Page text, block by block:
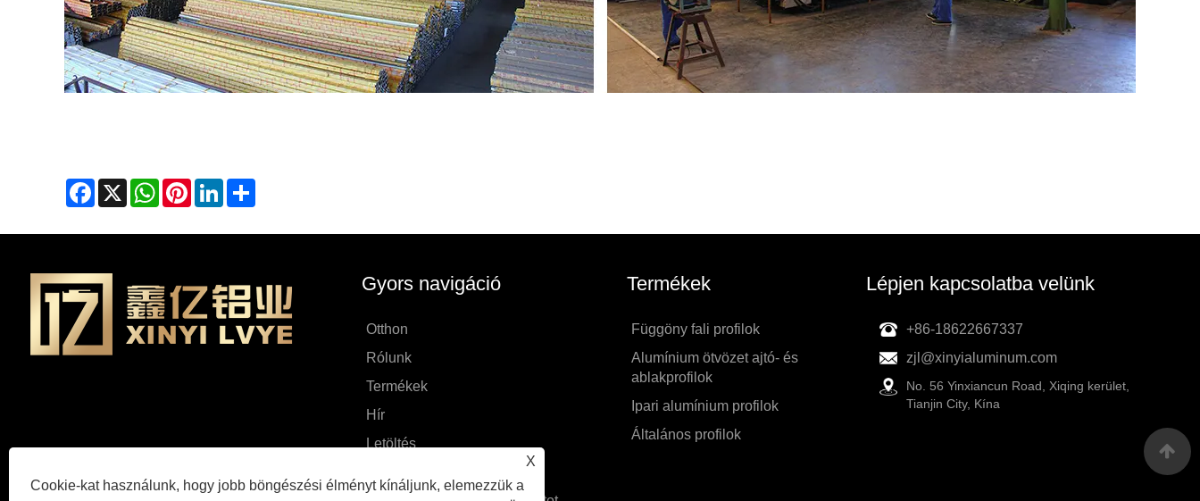
Facebook
X WhatsAppPinterestLinkedIn
X
Cookie-kat használunk, hogy jobb böngészési élményt kínáljunk, elemezzük a
Gyors navigáció
Otthon
Rólunk
Termékek
Hír
Letöltés
Termékek
Függöny fali profilok
Alumínium ötvözet ajtó- és
ablakprofilok
Ipari alumínium profilok
Általános profilok
Lépjen kapcsolatba velünk
+86-18622667337
zjl@xinyialuminum.com
No. 56 Yinxiancun Road, Xiqing kerület,
Tianjin City, Kína